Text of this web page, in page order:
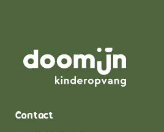
Contact